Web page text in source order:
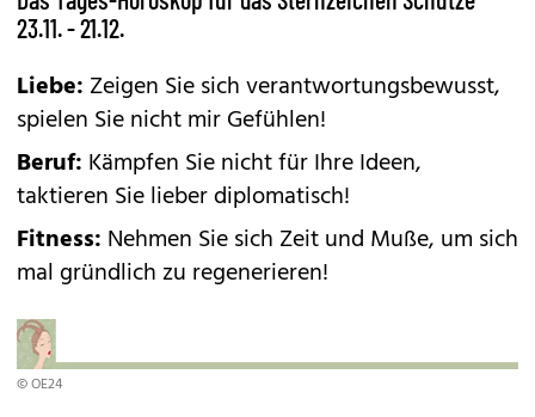
23.11. - 21.12.
Liebe: Zeigen Sie sich verantwortungsbewusst,
spielen Sie nicht mir Gefühlen!
Beruf: Kämpfen Sie nicht für Ihre Ideen,
taktieren Sie lieber diplomatisch!
Fitness: Nehmen Sie sich Zeit und Muße, um sich
mal gründlich zu regenerieren!
© OE24